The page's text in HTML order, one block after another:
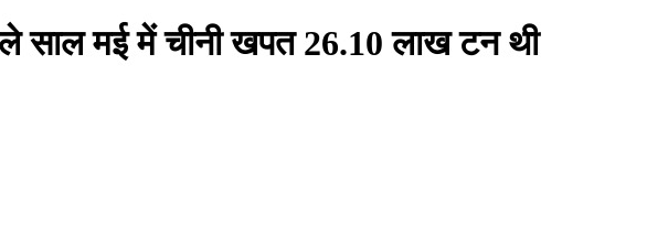
साल मई में चीनी खपत 26.10 लाख टन थी